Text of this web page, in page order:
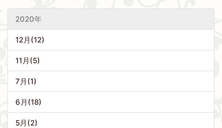
2020年
12月(12)
11月(5)
7月(1)
6月(18)
5月(2)